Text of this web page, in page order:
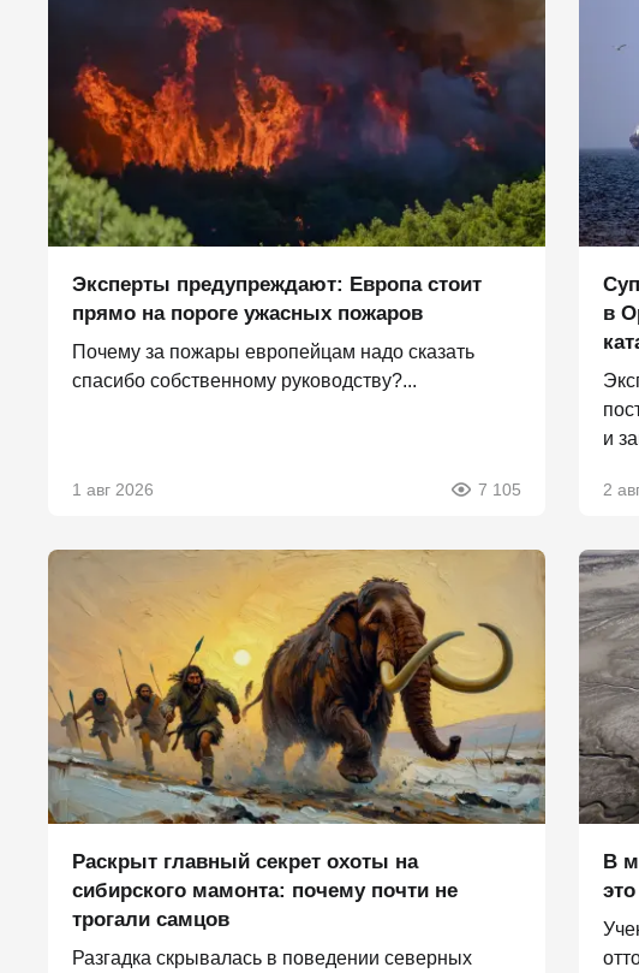
Эксперты предупреждают: Европа стоит
прямо на пороге ужасных пожаров
Почему за пожары европейцам надо сказать
спасибо собственному руководству?...
1 авг 2026 7 105
в
и
2
Раскрыт главный секрет охоты на
сибирского мамонта: почему почти не
трогали самцов
Разгадка скрывалась в поведении северных
В